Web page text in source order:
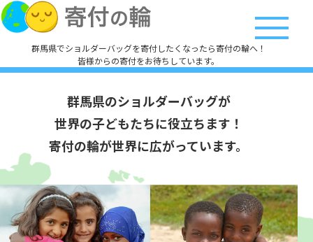
群馬県でショルダーバッグを寄付したくなったら寄付の輪へ！
皆様からの寄付をお待ちしています。
群馬県のショルダーバッグが
世界の子どもたちに役立ちます！
寄付の輪が世界に広がっています。